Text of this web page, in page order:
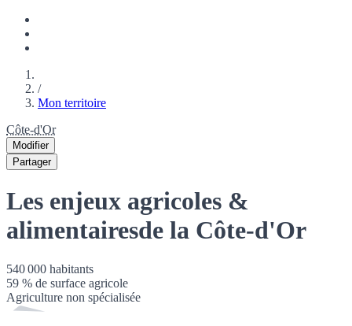
/
Mon territoire
Côte-d'Or
Modifier
Partager
Les enjeux agricoles &
alimentairesde la Côte-d'Or
540 000 habitants
59 % de surface agricole
Agriculture non spécialisée